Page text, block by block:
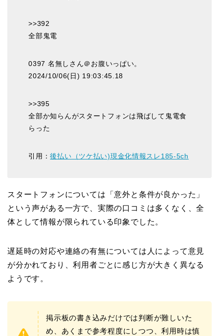
>>392
全部鬼電
0397 名無しさん＠お腹いっぱい。
2024/10/06(日) 19:03:45.18
>>395
全部か知らんがスタートフォンは飛ばして鬼電食
らった
引用：後払い（ツケ払い)現金化情報スレ185-5ch
スタートフォンについては「意外と条件が良かった」
という声がある一方で、実際の口コミは多くなく、全
体として情報が限られている印象でした。
遅延時の対応や連絡の有無については人によって意見
が分かれており、利用者ごとに感じ方が大きく異なる
ようです。
掲示板の書き込みだけでは判断が難しいた
め、あくまで参考程度にしつつ、利用時は慎